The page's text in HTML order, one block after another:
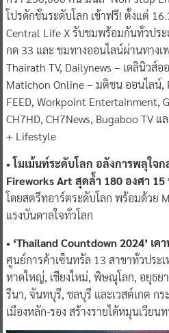
โปรดักชั่นระดับโลก เข้าฟรี! ตั้งแต่
Central Life X รับชมพร้อมกันทั่วปร
กด 33 และ ชมทางออนไลน์ผ่านทาง
Thairath TV, Dailynews – เดลินิวส์
Matichon Online – มติชน ออนไลน์,
FEED, Workpoint Entertainment,
CH7HD, CH7News, Bugaboo TV แ
+ Lifestyle
• โมเม้นท์ระดับโลก อลังการพลุใจ
Fireworks Art สุดล้ำ 180 องศา 15
โดยสตรีทอาร์ตระดับโลก พร้อมด้วย
แรงบันดาลใจทั่วโลก
• ‘Thailand Countdown 2024’ เ
ศูนย์การค้าเซ็นทรัล 13 สาขาทั่วประ
หาดใหญ่, เชียงใหม่, พิษณุโลก, อยุธย
รีนา, จันทบุรี, ชลบุรี และเวสต์เกต ก
เมืองหลัก-รอง สร้างรายได้หมุนเวีย